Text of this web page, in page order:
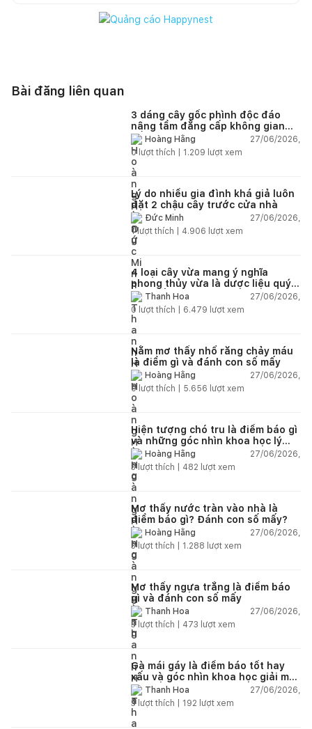
Bài đăng liên quan
3 dáng cây gốc phình độc đáo
nâng tầm đẳng cấp không gian
sốngHoàng Hằng
27/06/2026,
0lượt thích | 1.209 lượt xem
Lý do nhiều gia đình khá giả luôn
đặt 2 chậu cây trước cửa nhà
Đức Minh
27/06/2026,
1lượt thích | 4.906 lượt xem
4 loại cây vừa mang ý nghĩa
phong thủy vừa là dược liệu quý
nên trồng trong nhà
Thanh Hoa
27/06/2026,
0 lượt thích | 6.479 lượt xem
Nằm mơ thấy nhổ răng chảy máu
là điềm gì và đánh con số mấy
Hoàng Hằng
27/06/2026,
0lượt thích | 5.656 lượt xem
Hiện tượng chó tru là điềm báo gì
và những góc nhìn khoa học lý
giảiHoàng Hằng
27/06/2026,
3lượt thích | 482 lượt xem
Mơ thấy nước tràn vào nhà là
điềm báo gì? Đánh con số mấy?
Hoàng Hằng
27/06/2026,
3lượt thích | 1.288 lượt xem
Mơ thấy ngựa trắng là điềm báo
gì và đánh con số mấy
Thanh Hoa
27/06/2026,
3lượt thích | 473 lượt xem
Gà mái gáy là điềm báo tốt hay
xấu và góc nhìn khoa học giải mã
chi tiết
Thanh Hoa
27/06/2026,
3lượt thích | 192 lượt xem